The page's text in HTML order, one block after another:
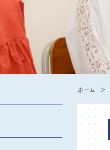
ホーム